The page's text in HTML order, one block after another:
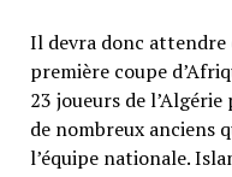
Il devra donc attendre
première coupe
23 joueurs de
de nombreux anciens
l’équipe nationale.